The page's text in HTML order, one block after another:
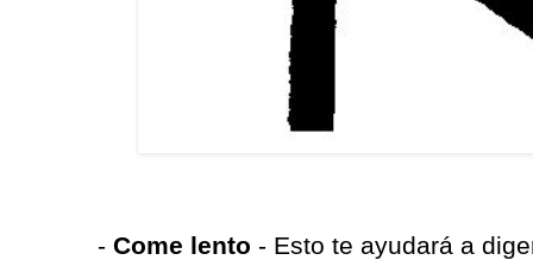
- Come lento - Esto te ayudará a